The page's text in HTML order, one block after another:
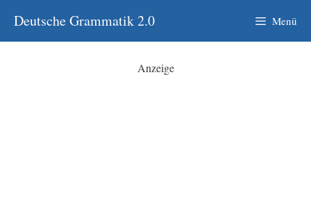
Inhalt
springen
Deutsche Grammatik 2.0 Menü
Anzeige